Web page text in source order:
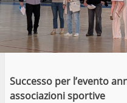
Successo per l’evento
associazioni sportive